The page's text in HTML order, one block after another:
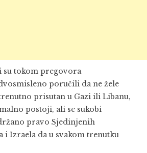
tokom pregovora
poručili da ne žele
prisutan u Gazi ili Libanu,
postoji, ali se sukobi
pravo Sjedinjenih
i Izraela da u svakom trenutku